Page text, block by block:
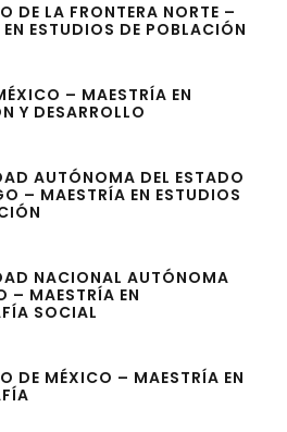
DE LA FRONTERA NORTE –
ESTUDIOS DE POBLACIÓN
– MAESTRÍA EN
Y DESARROLLO
AUTÓNOMA DEL ESTADO
– MAESTRÍA EN ESTUDIOS
NACIONAL AUTÓNOMA
– MAESTRÍA EN
SOCIAL
DE MÉXICO – MAESTRÍA EN